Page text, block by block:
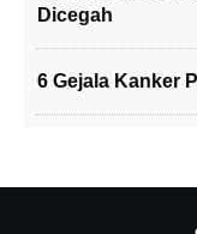
Dicegah
6 Gejala Kanker